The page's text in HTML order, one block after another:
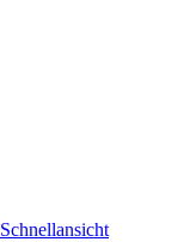
Schnellansicht